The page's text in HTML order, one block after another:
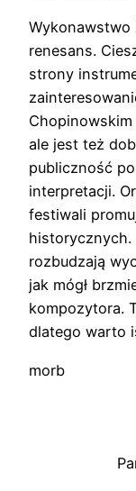
renesans.
strony
ale jest też
publiczność
interpretacji.
festiwali
historycznych.
rozbudzają
jak mógł
kompozytora.
dlatego warto
morb